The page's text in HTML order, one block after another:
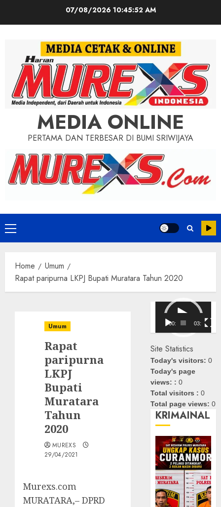
07/08/2026 10:45:53 AM
MEDIA ONLINE
PERTAMA DAN TERBESAR DI BUMI SRIWIJAYA
Primary
Menu
Home
Umum
Rapat paripurna LKPJ Bupati Muratara Tahun 2020
Umum
Rapat
paripurna
LKPJ
Bupati
Muratara
Tahun
2020
MUREXS
29/04/2021
Murexs.com
MURATARA,– DPRD
Pemutar
Video
00:00 03:08
Site Statistics
Today's visitors:0
Today's page
views: :0
Total visitors :0
Total page views:0
KRIMAINAL